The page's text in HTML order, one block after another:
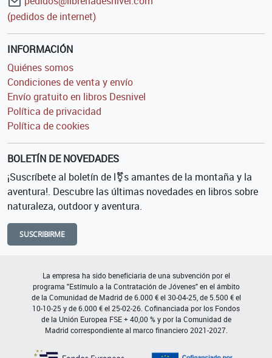
(pedidos de internet)
INFORMACIÓN
Quiénes somos
Condiciones de venta y envío
Envío gratuito en libros Desnivel
Política de privacidad
Política de cookies
BOLETÍN DE NOVEDADES
¡Suscríbete al boletín de l⚧s amantes de la montaña y la
aventura!. Descubre las últimas novedades en libros sobre
naturaleza, outdoor y aventura.
SUSCRIBIRME
La empresa ha sido beneficiaria de una subvención por el
programa "Estímulo a la Contratación de Jóvenes" en el ámbito
de la Comunidad de Madrid de 6.000 € el 30-04-25, de 5.500 € el
10-10-25 y de 6.000 € el 25-02-26. Cofinanciada por los Fondos
de la Unión Europea FSE + 40,00 % y por la Comunidad de
Madrid correspondiente al marco financiero 2021-2027.